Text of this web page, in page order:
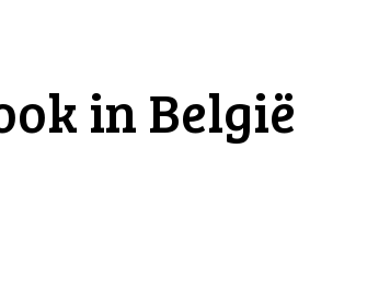
in België